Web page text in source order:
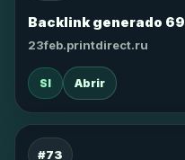
Backlink generado 69
23feb.printdirect.ru
SI Abrir
#73